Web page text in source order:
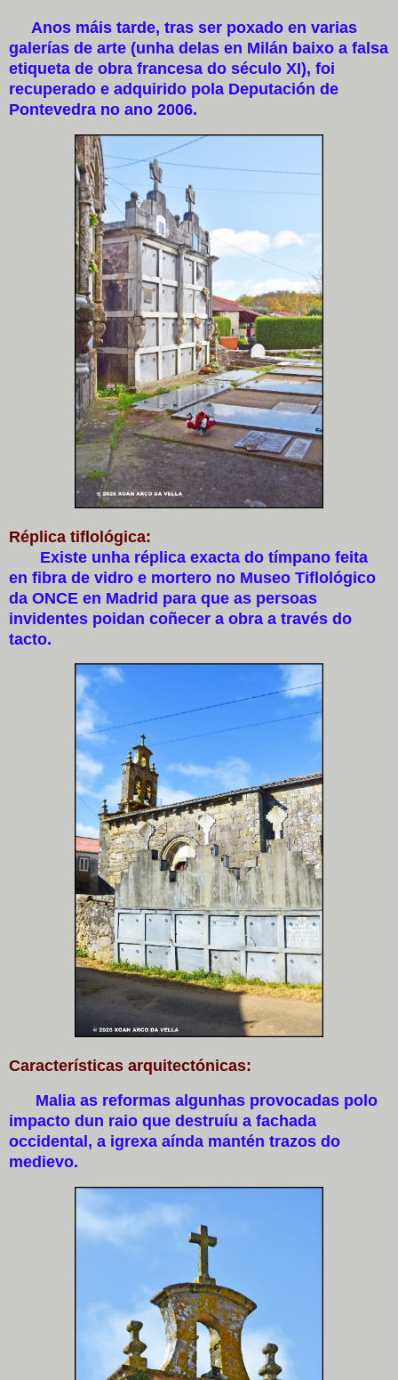
Anos máis tarde, tras ser poxado en varias
galerías de arte (unha delas en Milán baixo a falsa
etiqueta de obra francesa do século XI), foi
recuperado e adquirido pola Deputación de
Pontevedra no ano 2006.
Réplica tiflológica:
Existe unha réplica exacta do tímpano feita
en fibra de vidro e mortero no Museo Tiflológico
da ONCE en Madrid para que as persoas
invidentes poidan coñecer a obra a través do
tacto.
Características arquitectónicas:
Malia as reformas algunhas provocadas polo
impacto dun raio que destruíu a fachada
occidental, a igrexa aínda mantén trazos do
medievo.